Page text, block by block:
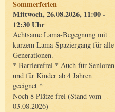
Sommerferien
Mittwoch, 26.08.2026, 11:00 -
12:30 Uhr
Achtsame Lama-Begegnung mit
kurzem Lama-Spaziergang für alle
Generationen.
* Barrierefrei * Auch für Senioren
und für Kinder ab 4 Jahren
geeignet *
Noch 8 Plätze frei (Stand vom
03.08.2026)